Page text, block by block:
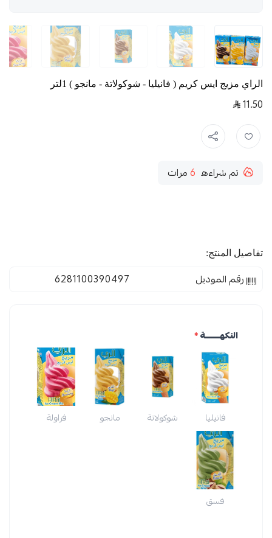
الراي مزيج ايس كريم ( فانيليا - شوكولاتة - مانجو ) 1لتر
11.50
تم شراءه 6مرات
تفاصيل المنتج:
رقم الموديل 6281100390497
النكهــــــــة*
فانيليا شوكولاتة مانجو فراولة
فسق